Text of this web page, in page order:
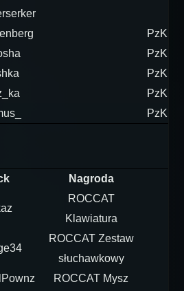
Nagroda
ROCCAT
Klawiatura
ROCCAT Zestaw
słuchawkowy
ROCCAT Mysz